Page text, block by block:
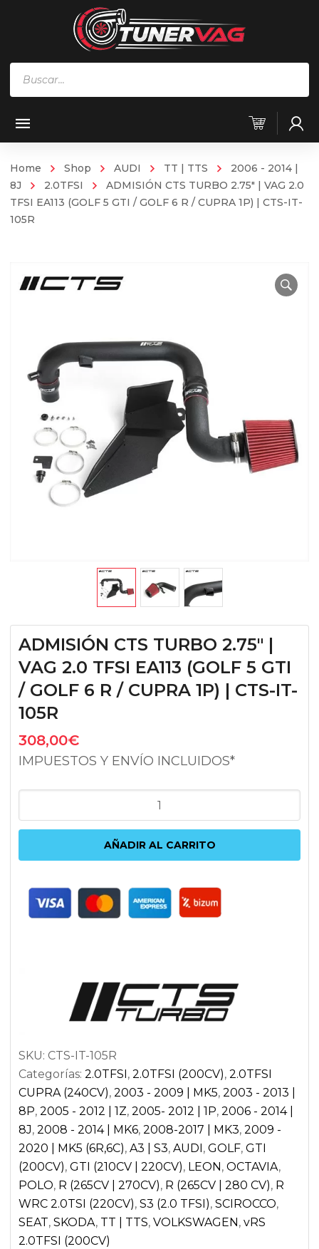
Home Shop AUDI TT | TTS
2006 - 2014 |
8J
2.0TFSI
ADMISIÓN CTS TURBO 2.75″ | VAG 2.0
TFSI EA113 (GOLF 5 GTI / GOLF 6 R / CUPRA 1P) | CTS-IT-
105R
ADMISIÓN CTS TURBO 2.75″ |
VAG 2.0 TFSI EA113 (GOLF 5 GTI
/ GOLF 6 R / CUPRA 1P) | CTS-IT-
105R
308,00€
IMPUESTOS Y ENVÍO INCLUIDOS*
CTS
2.75"
VAG
2.0
GOLF
6
R
/
CUPRA
|
CTS-
IT-
105R
AÑADIR AL CARRITO
SKU: CTS-IT-105R
Categorías: 2.0TFSI , 2.0TFSI (200CV), 2.0TFSI
CUPRA (240CV), 2003 - 2009 | MK5, 2003 - 2013 |
8P, 2005 - 2012 | 1Z, 2005- 2012 | 1P, 2006 - 2014 |
8J, 2008 - 2014 | MK6, 2008-2017 | MK3, 2009 -
2020 | MK5 (6R,6C), A3 | S3, AUDI , GOLF, GTI
(200CV), GTI (210CV | 220CV), LEON , OCTAVIA,
POLO, R (265CV | 270CV), R (265CV | 280 CV), R
WRC 2.0TSI (220CV), S3 (2.0 TFSI), SCIROCCO,
SEAT, SKODA, TT | TTS, VOLKSWAGEN , vRS
2.0TFSI (200CV)